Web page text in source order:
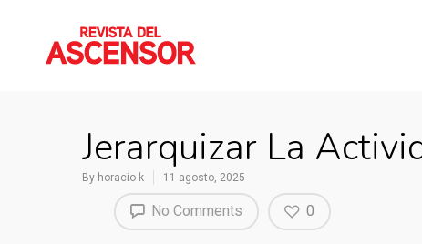
Jerarquizar La
By horacio k 11 agosto, 2025
No Comments 0